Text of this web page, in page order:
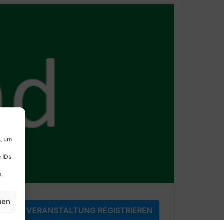
um
IDs
FÜR VERANSTALTUNG REGISTRIEREN